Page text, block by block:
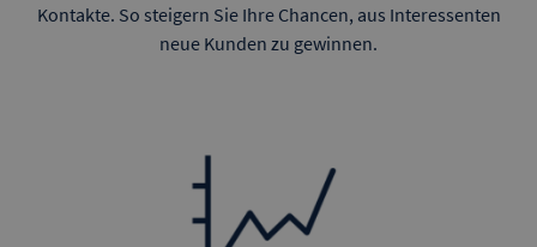
Kontakte. So steigern Sie Ihre Chancen, aus Interessenten
neue Kunden zu gewinnen.